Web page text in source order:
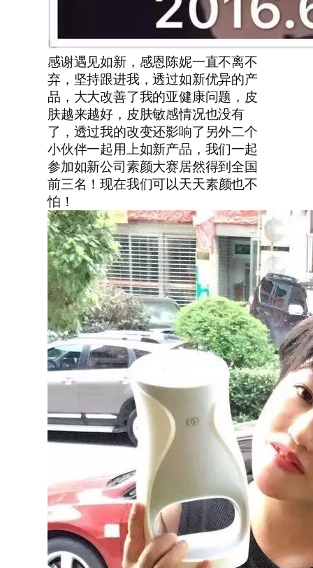
感谢遇见如新，感恩陈妮一直不离不
弃，坚持跟进我，透过如新优异的产
品，大大改善了我的亚健康问题，皮
肤越来越好，皮肤敏感情况也没有
了，透过我的改变还影响了另外二个
小伙伴一起用上如新产品，我们一起
参加如新公司素颜大赛居然得到全国
前三名！现在我们可以天天素颜也不
怕！